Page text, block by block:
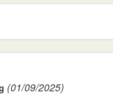
(01/09/2025)